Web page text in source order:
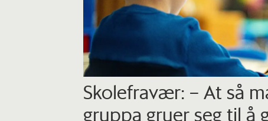
Skolefravær: – At så
gruppa gruer seg til å